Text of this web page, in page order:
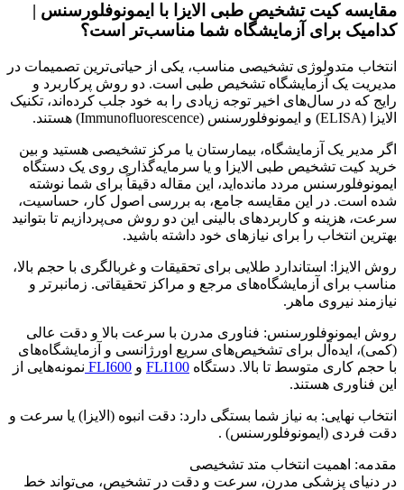
مقایسه کیت تشخیص طبی الایزا با ایمونوفلورسنس |
کدامیک برای آزمایشگاه شما مناسب‌تر است؟
انتخاب متدولوژی تشخیصی مناسب، یکی از حیاتی‌ترین تصمیمات در
مدیریت یک آزمایشگاه تشخیص طبی است. دو روش پرکاربرد و
رایج که در سال‌های اخیر توجه زیادی را به خود جلب کرده‌اند، تکنیک
الایزا (ELISA) و ایمونوفلورسنس (Immunofluorescence) هستند.
اگر مدیر یک آزمایشگاه، بیمارستان یا مرکز تشخیصی هستید و بین
خرید کیت تشخیص طبی الایزا و یا سرمایه‌گذاری روی یک دستگاه
ایمونوفلورسنس مردد مانده‌اید، این مقاله دقیقاً برای شما نوشته
شده است. در این مقایسه جامع، به بررسی اصول کار، حساسیت،
سرعت، هزینه و کاربردهای بالینی این دو روش می‌پردازیم تا بتوانید
بهترین انتخاب را برای نیازهای خود داشته باشید.
روش الایزا: استاندارد طلایی برای تحقیقات و غربالگری با حجم بالا،
مناسب برای آزمایشگاه‌های مرجع و مراکز تحقیقاتی. زمانبرتر و
نیازمند نیروی ماهر.
روش ایمونوفلورسنس: فناوری مدرن با سرعت بالا و دقت عالی
(کمی)، ایده‌آل برای تشخیص‌های سریع اورژانسی و آزمایشگاه‌های
با حجم کاری متوسط تا بالا. دستگاه FLI100 و FLI600 نمونه‌هایی از
این فناوری هستند.
انتخاب نهایی: به نیاز شما بستگی دارد: دقت انبوه (الایزا) یا سرعت و
دقت فردی (ایمونوفلورسنس) .
مقدمه: اهمیت انتخاب متد تشخیصی
در دنیای پزشکی مدرن، سرعت و دقت در تشخیص، می‌تواند خط